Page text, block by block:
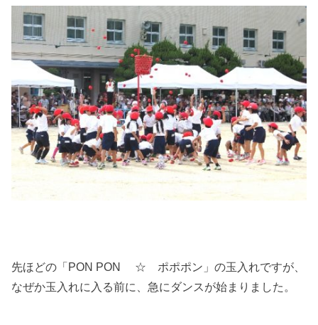
先ほどの「PON PON ☆ ポポポン」の玉入れですが、
なぜか玉入れに入る前に、急にダンスが始まりました。